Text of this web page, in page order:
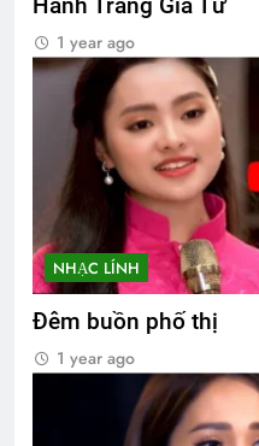
Hành Trang Giã Từ
1 year ago
NHẠC LÍNH
Đêm buồn phố thị
1 year ago